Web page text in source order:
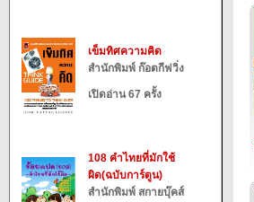
เข็มทิศความคิด
สำนักพิมพ์ ก๊อตกีฟวิ่ง
เปิดอ่าน 67 ครั้ง
108 คำไทยที่มักใช้
ผิด(ฉบับการ์ตูน)
สำนักพิมพ์ สกายบุ๊คส์